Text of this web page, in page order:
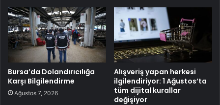
Bursa’da Dolandırıcılığa
Karşı Bilgilendirme
Ağustos 7, 2026
Alışveriş yapan herkesi
ilgilendiriyor: 1 Ağustos’ta
tüm dijital kurallar
değişiyor